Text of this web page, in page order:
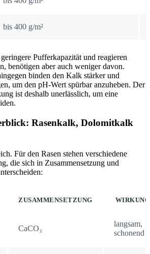
bis 400 g/m²
Pufferkapazität und reagieren
benötigen aber auch weniger davon.
binden den Kalk stärker und
um den pH-Wert spürbar anzuheben. Der
ist deshalb unerlässlich, um eine
Rasenkalk, Dolomitkalk
Für den Rasen stehen verschiedene
die sich in Zusammensetzung und
ZUSAMMENSETZUNG WIRKUNG
CaCO₃
langsam,
schonend